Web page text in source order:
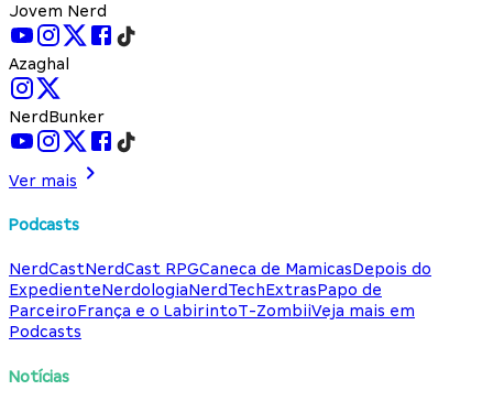
Jovem Nerd
Azaghal
NerdBunker
Ver mais
Podcasts
NerdCastNerdCast RPGCaneca de MamicasDepois do
ExpedienteNerdologiaNerdTechExtrasPapo de
ParceiroFrança e o LabirintoT-ZombiiVeja mais em
Podcasts
Notícias